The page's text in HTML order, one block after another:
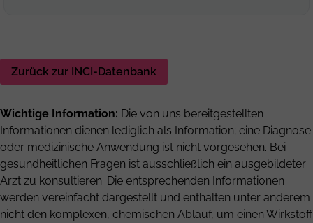
Zurück zur INCI-Datenbank
Wichtige Information: Die von uns bereitgestellten
Informationen dienen lediglich als Information; eine Diagnose
oder medizinische Anwendung ist nicht vorgesehen. Bei
gesundheitlichen Fragen ist ausschließlich ein ausgebildeter
Arzt zu konsultieren. Die entsprechenden Informationen
werden vereinfacht dargestellt und enthalten unter anderem
nicht den komplexen, chemischen Ablauf, um einen Wirkstoff